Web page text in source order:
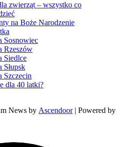
zwierząt – wszystko co
na Boże Narodzenie
Sosnowiec
Rzeszów
Siedlce
Słupsk
Szczecin
dla 40 latki?
News by Ascendoor| Powered by